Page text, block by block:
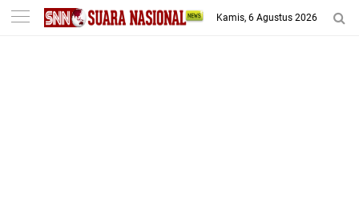
-->
Kamis, 6 Agustus 2026